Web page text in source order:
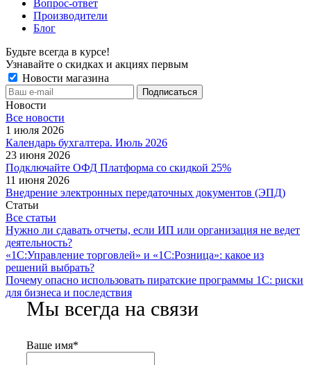
Вопрос-ответ
Производители
Блог
Будьте всегда в курсе!
Узнавайте о скидках и акциях первым
Новости магазина
Новости
Все новости
1 июля 2026
Календарь бухгалтера. Июль 2026
23 июня 2026
Подключайте ОФД Платформа со скидкой 25%
11 июня 2026
Внедрение электронных передаточных документов (ЭПД)
Статьи
Все статьи
Нужно ли сдавать отчеты, если ИП или организация не ведет
деятельность?
«1С:Управление торговлей» и «1С:Розница»: какое из
решений выбрать?
Почему опасно использовать пиратские программы 1С: риски
для бизнеса и последствия
Мы всегда на связи
Ваше имя*